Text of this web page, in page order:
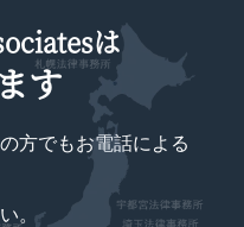
は
す
方でもお電話による
。